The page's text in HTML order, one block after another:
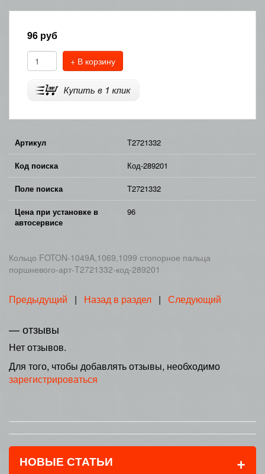
96 руб
+ В корзину
Артикул T2721332
Код поиска Код-289201
Поле поиска T2721332
Цена при установке в
автосервисе
96
Кольцо FOTON-1049A,1069,1099 стопорное пальца
поршневого-арт-T2721332-код-289201
Предыдущий | Назад в раздел | Следующий
— отзывы
Нет отзывов.
Для того, чтобы добавлять отзывы, необходимо
зарегистрироваться
НОВЫЕ СТАТЬИ +